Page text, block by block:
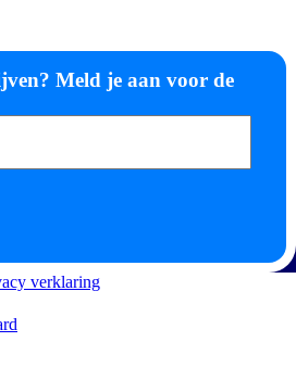
Meld je aan voor de
verklaring